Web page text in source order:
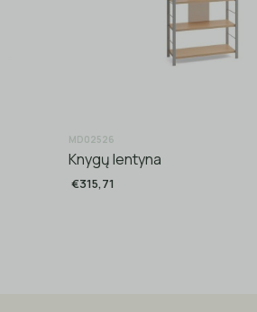
MD02526
Knygų lentyna
€315,71